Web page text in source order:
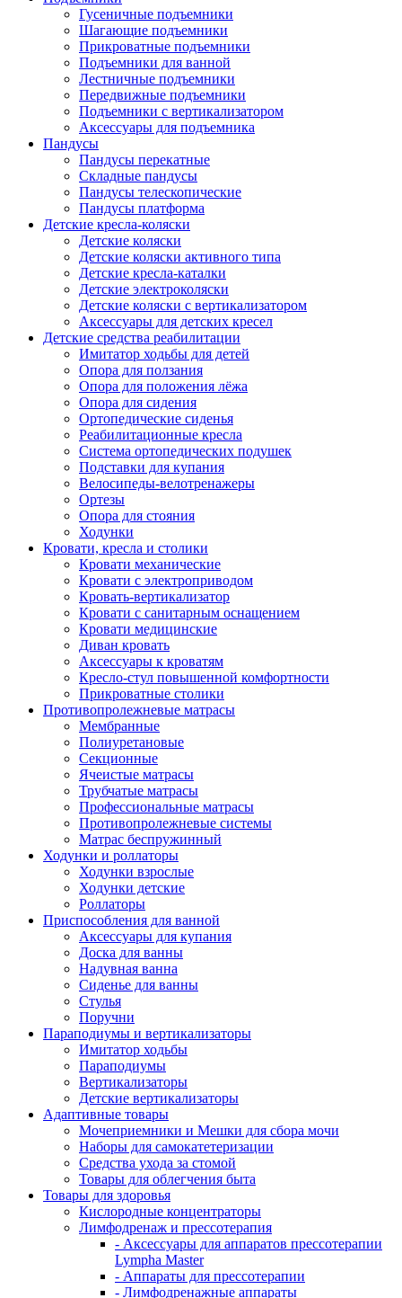
Гусеничные подъемники
Шагающие подъемники
Прикроватные подъемники
Подъемники для ванной
Лестничные подъемники
Передвижные подъемники
Подъемники с вертикализатором
Аксессуары для подъемника
Пандусы
Пандусы перекатные
Складные пандусы
Пандусы телескопические
Пандусы платформа
Детские кресла-коляски
Детские коляски
Детские коляски активного типа
Детские кресла-каталки
Детские электроколяски
Детские коляски с вертикализатором
Аксессуары для детских кресел
Детские средства реабилитации
Имитатор ходьбы для детей
Опора для ползания
Опора для положения лёжа
Опора для сидения
Ортопедические сиденья
Реабилитационные кресла
Система ортопедических подушек
Подставки для купания
Велосипеды-велотренажеры
Ортезы
Опора для стояния
Ходунки
Кровати, кресла и столики
Кровати механические
Кровати с электроприводом
Кровать-вертикализатор
Кровати с санитарным оснащением
Кровати медицинские
Диван кровать
Аксессуары к кроватям
Кресло-стул повышенной комфортности
Прикроватные столики
Противопролежневые матрасы
Мембранные
Полиуретановые
Секционные
Ячеистые матрасы
Трубчатые матрасы
Профессиональные матрасы
Противопролежневые системы
Матрас беспружинный
Ходунки и роллаторы
Ходунки взрослые
Ходунки детские
Роллаторы
Приспособления для ванной
Аксессуары для купания
Доска для ванны
Надувная ванна
Сиденье для ванны
Стулья
Поручни
Параподиумы и вертикализаторы
Имитатор ходьбы
Параподиумы
Вертикализаторы
Детские вертикализаторы
Адаптивные товары
Мочеприемники и Мешки для сбора мочи
Наборы для самокатетеризации
Средства ухода за стомой
Товары для облегчения быта
Товары для здоровья
Кислородные концентраторы
Лимфодренаж и прессотерапия
- Аксессуары для аппаратов прессотерапии
Lympha Master
- Аппараты для прессотерапии
- Лимфодренажные аппараты